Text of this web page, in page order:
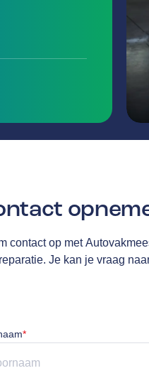
contact op met
Je kan je vraag
*Voornaam is verplicht